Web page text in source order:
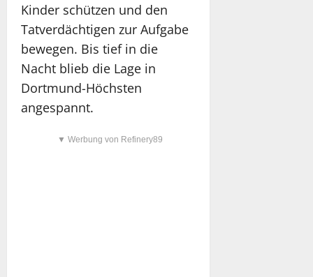
Kinder schützen und den
Tatverdächtigen zur Aufgabe
bewegen. Bis tief in die
Nacht blieb die Lage in
Dortmund-Höchsten
angespannt.
▼ Werbung von Refinery89